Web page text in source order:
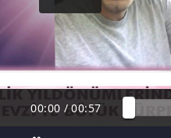
00:00 / 00:57